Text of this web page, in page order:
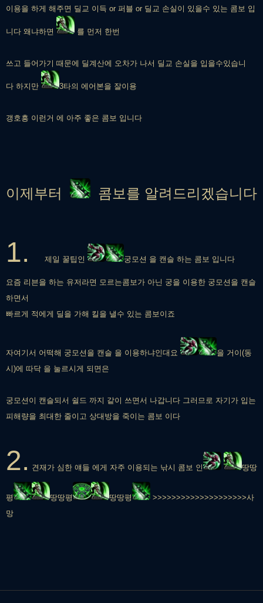
이용을 하게 해주면 딜교 이득 or 퍼블 or 딜교 손실이 있을수 있는 콤보 입
니다 왜냐하면 를 먼저 한번
쓰고 들어가기 때문에 딜계산에 오차가 나서 딜교 손실을 입을수있습니
다 하지만 3타의 에어본을 잘이용
갱호흥 이런거 에 아주 좋은 콤보 입니다
이제부터 콤보를 알려드리겠습니다
1. 제일 꿀팁인 궁모션 을 캔슬 하는 콤보 입니다
요즘 리븐을 하는 유저라면 모르는콤보 가 아닌 궁을 이용한 궁모션을 캔슬
하면서
빠르게 적에게 딜을 가해 킬을 낼수 있는 콤보이죠
자여기서 어떡해 궁모션을 캔슬 을 이용하냐인대요
을 거이(동
시)에 따닥 을 눌르시게 되면은
궁모션이 캔슬되서 쉴드 까지 같이 쓰면서 나갑니다 그러므로 자기가 입는
피해량을 최대한 줄이고 상대방을 죽이는 콤보 이다
2. 견재가 심한 얘들 에게 자주 이용되는 낚시 콤보 인 땅땅
평 땅땅평 땅땅평
>>>>>>>>>>>>>>>>>>>>사
망